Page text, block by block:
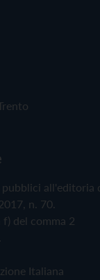
all'editoria
n. 70.
f) del comma 2
Italiana